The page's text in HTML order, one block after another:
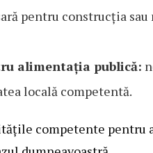
pentru construcția
alimentația publică:
locală competentă.
competente